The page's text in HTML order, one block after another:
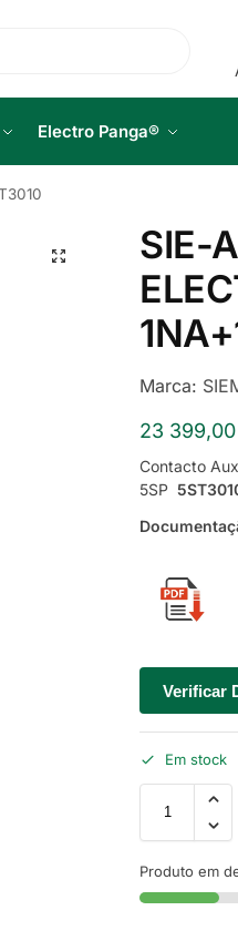
Electro Panga®
SIE-
Marca:
23 399,00
Contacto
5SP
Verificar
Em stock
Produto em